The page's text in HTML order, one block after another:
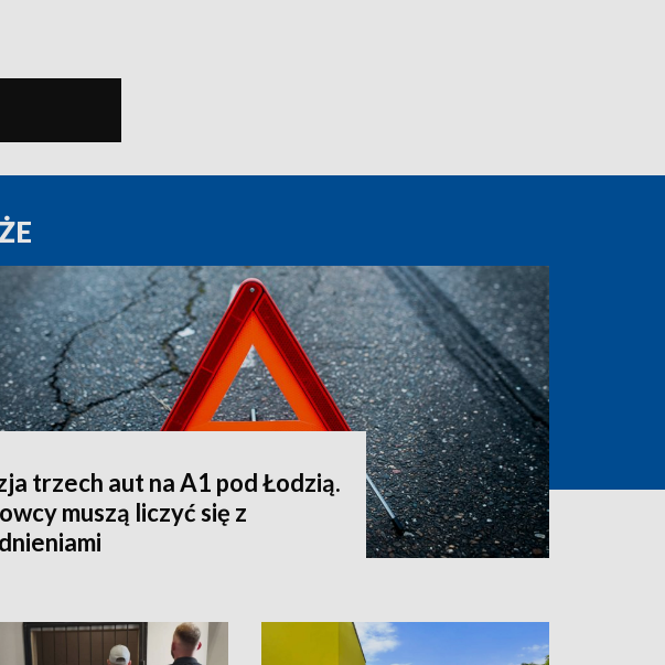
trzech aut na A1 pod Łodzią.
muszą liczyć się z